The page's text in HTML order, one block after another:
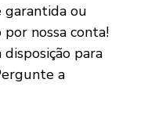
garantida ou
nossa conta!
disposição para
a